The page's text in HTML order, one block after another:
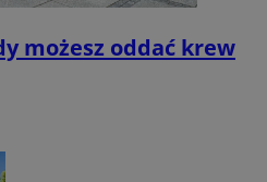
możesz oddać krew